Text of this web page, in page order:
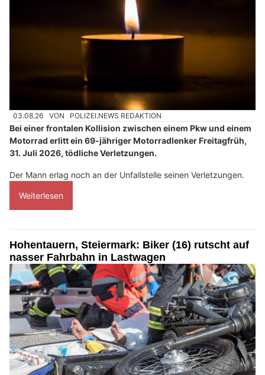
03.08.26 VON POLIZEI.NEWS REDAKTION
Bei einer frontalen Kollision zwischen einem Pkw und einem
Motorrad erlitt ein 69-jähriger Motorradlenker Freitagfrüh,
31. Juli 2026, tödliche Verletzungen.
Der Mann erlag noch an der Unfallstelle seinen Verletzungen.
Weiterlesen
Hohentauern, Steiermark: Biker (16) rutscht auf
nasser Fahrbahn in Lastwagen